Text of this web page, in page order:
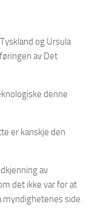
og Ursula
av Det
denne
er kanskje den
av
det ikke var for at
myndighetenes side.